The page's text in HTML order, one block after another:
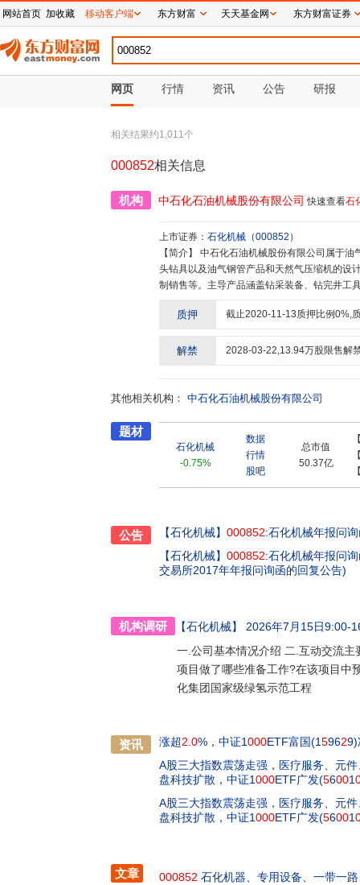
网页 行情 资讯 公告 研报
相关结果约1,011个
000852相关信息
机构 中石化石油机械股份有限公司 快速查看石
上市证券： 石化机械 （000852 ）
【简介】
头钻具以及油气钢管产品和天然气压缩机的设
制销售等。主导产品涵盖钻采装备、钻完井工
口及地面装备等。同时紧跟新能源发展步伐,
于海洋油气资源勘探、开采、储运等工程作
面,公司钻头钻具、井下作业工具、固井压裂
钻采设备质量监督检验中心,通过了API、
于世界领先水平。在营销服务方面,公司形成
优化国内服务网点布局,在油气开发上产重点
成为国内研发实力领先、产品门类齐全、具
质押 截止2020-11-13质押比例0%,
解禁 2028-03-22,13.94万股限售解
其他相关机构： 中石化石油机械股份有限公司
题材
石化机械
-0.75%
数据
行情
股吧
总市值
50.37亿
公告 【石化机械】 000852:石化机械年报问
【石化机械】 000852:石化机械年报问
交易所2017年年报问询函的回复公告)
机构调研 【石化机械】
2026年7月15日9:00-
一.公司基本情况介绍 二.互动交流
项目做了哪些准备工作?在该项目中
化集团国家级绿氢示范工程
资讯 涨超2 0%，中证1000ETF富国(159629)
A股三大指数震荡走强，医疗服务、元
盘科技扩散，中证1000ETF广发(56001
A股三大指数震荡走强，医疗服务、元
盘科技扩散，中证1000ETF广发(56001
文章 000852 石化机器、专用设备、一带一
网站首页 加收藏 移动客户端 东方财富 天天基金网 东方财富证券